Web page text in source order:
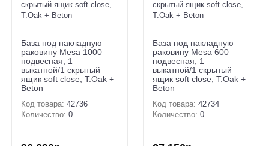
База под накладную
раковину Mesa 1000
подвесная, 1
выкатной/1 скрытый
ящик soft close, T.Oak +
Beton
Код товара: 42736
Количество: 0
База под накладную
раковину Mesa 600
подвесная, 1
выкатной/1 скрытый
ящик soft close, T.Oak +
Beton
Код товара: 42734
Количество: 0